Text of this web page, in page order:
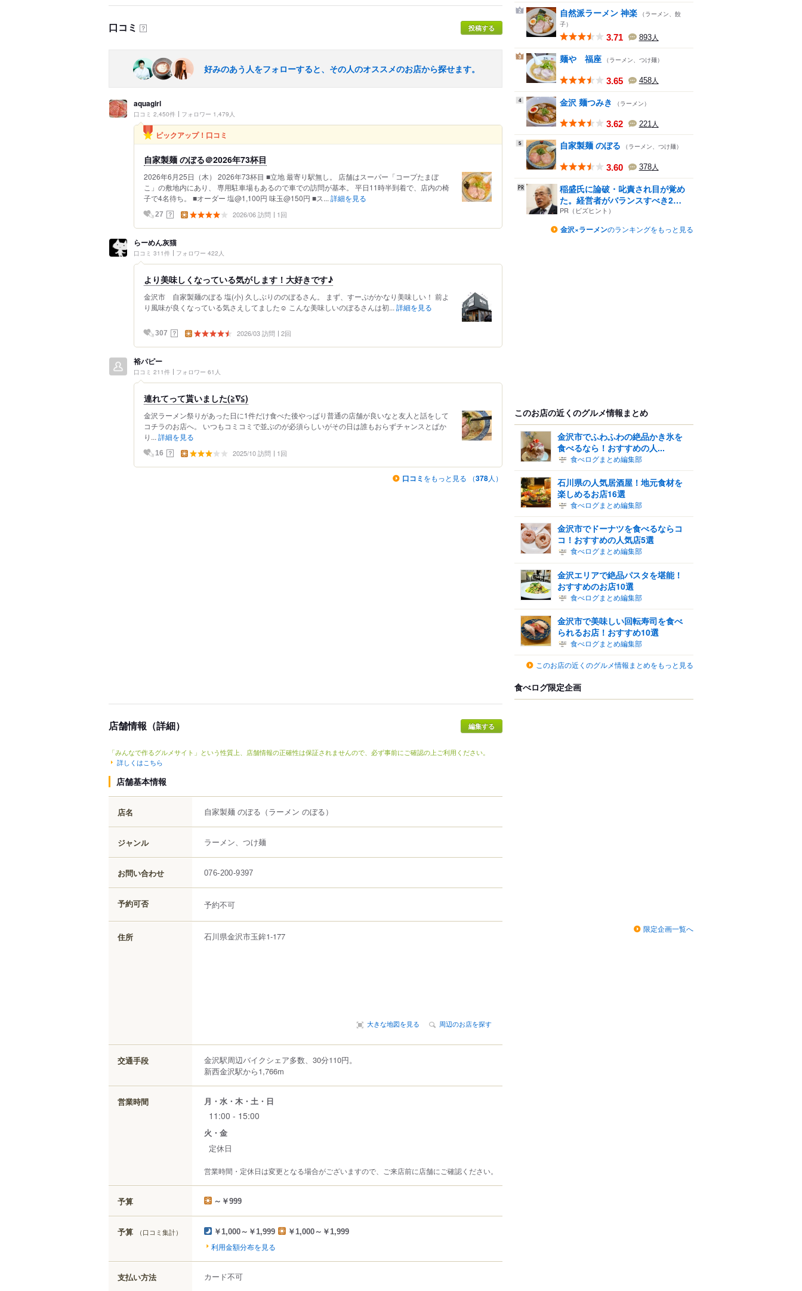
口コミ ？ 投稿する
好みのあう人をフォローすると、その人のオススメのお店から探せます。
aquagirl
口コミ 2,450件 フォロワー 1,479人
ピックアップ！口コミ
自家製麺 のぼる＠2026年73杯目
2026年6月25日（木） 2026年73杯目 ■立地 最寄り駅無し。 店舗はスーパー「コープたまぼ
こ」の敷地内にあり、 専用駐車場もあるので車での訪問が基本。 平日11時半到着で、店内の椅
子で4名待ち。 ■オーダー 塩@1,100円 味玉@150円 ■ス... 詳細を見る
27 ？ 2026/06 訪問 1回
らーめん灰猫
口コミ 311件 フォロワー 422人
より美味しくなっている気がします！大好きです♪
金沢市 自家製麺のぼる 塩(小) 久しぶりののぼるさん。 まず、すーぷがかなり美味しい！ 前よ
り風味が良くなっている気さえしてました☺️ こんな美味しいのぼるさんは初... 詳細を見る
307 ？ 2026/03 訪問 2回
裕パピー
口コミ 211件 フォロワー 61人
連れてって貰いました(≧∇≦)
金沢ラーメン祭りがあった日に1件だけ食べた後やっぱり普通の店舗が良いなと友人と話をして
コチラのお店へ。 いつもコミコミで並ぶのが必須らしいがその日は誰もおらずチャンスとぱか
り... 詳細を見る
16 ？ 2025/10 訪問 1回
口コミ をもっと見る （378人）
店舗情報（詳細）
「みんなで作るグルメサイト」という性質上、店舗情報の正確性は保証されませんので、必ず事前にご確認の上ご利用ください。
詳しくはこちら
店舗基本情報
店名 自家製麺 のぼる （ラーメン のぼる）
ジャンル ラーメン、つけ麺
お問い合わせ 076-200-9397
予約可否 予約不可
住所 石川県金沢市玉鉾1-177
大きな地図を見る 周辺のお店を探す
交通手段
金沢駅周辺バイクシェア多数、30分110円。
新西金沢駅から1,766m
営業時間 月・水・木・土・日
11:00 - 15:00
火・金
定休日
営業時間・定休日は変更となる場合がございますので、ご来店前に店舗にご確認ください。
予算 ～￥999
予算 （口コミ集計） ￥1,000～￥1,999 ￥1,000～￥1,999
利用金額分布を見る
支払い方法
カード不可
2 自然派ラーメン 神楽 （ラーメン、餃
子）
3.71 893人
3 麺や 福座 （ラーメン、つけ麺）
3.65 458人
4 金沢 麺つみき （ラーメン）
3.62 221 人
5 自家製麺 のぼる （ラーメン、つけ麺）
3.60 378人
稲盛氏に論破・叱責され目が覚め
た。経営者がバランスすべき2
つ...
PR（ビズヒント）
金沢×ラーメンのランキングをもっと見る
このお店の近くのグルメ情報まとめ
金沢市でふわふわの絶品かき氷を
食べるなら！おすすめの人...
食べログまとめ編集部
石川県の人気居酒屋！地元食材を
楽しめるお店16選
食べログまとめ編集部
金沢市でドーナツを食べるならコ
コ！おすすめの人気店5選
食べログまとめ編集部
金沢エリアで絶品パスタを堪能！
おすすめのお店10選
食べログまとめ編集部
金沢市で美味しい回転寿司を食べ
られるお店！おすすめ10選
食べログまとめ編集部
このお店の近くのグルメ情報まとめをもっと見る
食べログ限定企画
限定企画一覧へ